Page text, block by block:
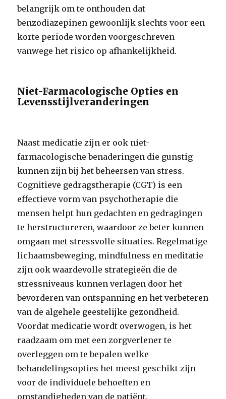
belangrijk om te onthouden dat
benzodiazepinen gewoonlijk slechts voor een
korte periode worden voorgeschreven
vanwege het risico op afhankelijkheid.
Niet-Farmacologische Opties en
Levensstijlveranderingen
Naast medicatie zijn er ook niet-
farmacologische benaderingen die gunstig
kunnen zijn bij het beheersen van stress.
Cognitieve gedragstherapie (CGT) is een
effectieve vorm van psychotherapie die
mensen helpt hun gedachten en gedragingen
te herstructureren, waardoor ze beter kunnen
omgaan met stressvolle situaties. Regelmatige
lichaamsbeweging, mindfulness en meditatie
zijn ook waardevolle strategieën die de
stressniveaus kunnen verlagen door het
bevorderen van ontspanning en het verbeteren
van de algehele geestelijke gezondheid.
Voordat medicatie wordt overwogen, is het
raadzaam om met een zorgverlener te
overleggen om te bepalen welke
behandelingsopties het meest geschikt zijn
voor de individuele behoeften en
omstandigheden van de patiënt.